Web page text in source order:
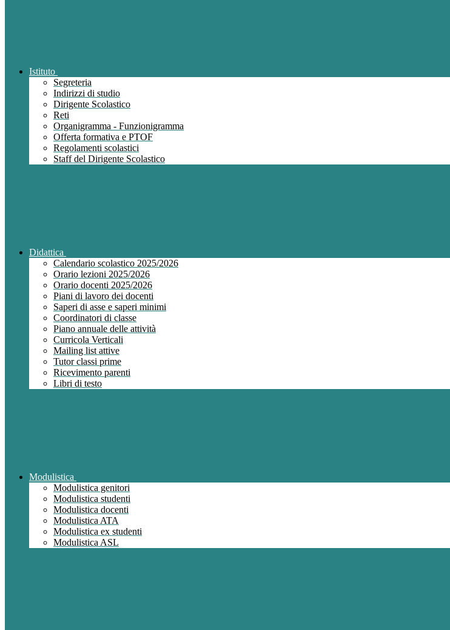
Istituto
Segreteria
Indirizzi di studio
Dirigente Scolastico
Reti
Organigramma - Funzionigramma
Offerta formativa e PTOF
Regolamenti scolastici
Staff del Dirigente Scolastico
Didattica
Calendario scolastico 2025/2026
Orario lezioni 2025/2026
Orario docenti 2025/2026
Piani di lavoro dei docenti
Saperi di asse e saperi minimi
Coordinatori di classe
Piano annuale delle attività
Curricola Verticali
Mailing list attive
Tutor classi prime
Ricevimento parenti
Libri di testo
Modulistica
Modulistica genitori
Modulistica studenti
Modulistica docenti
Modulistica ATA
Modulistica ex studenti
Modulistica ASL